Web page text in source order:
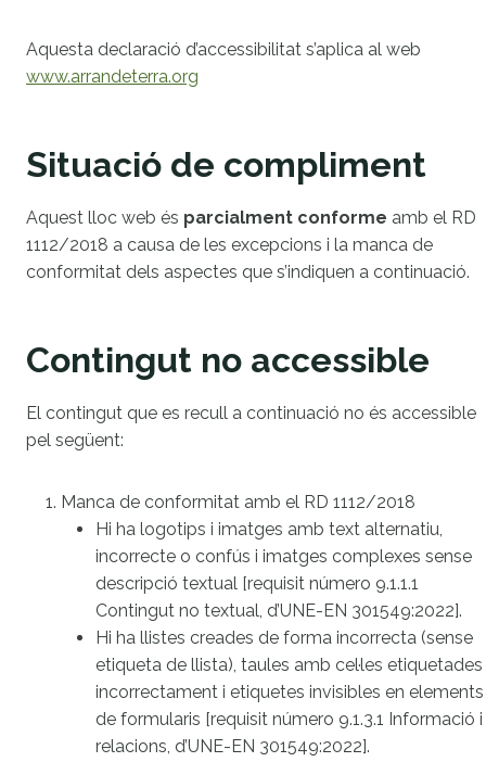
Aquesta declaració d’accessibilitat s’aplica al web
www.arrandeterra.org
Situació de compliment
Aquest lloc web és parcialment conforme amb el RD
1112/2018 a causa de les excepcions i la manca de
conformitat dels aspectes que s’indiquen a continuació.
Contingut no accessible
El contingut que es recull a continuació no és accessible
pel següent:
Manca de conformitat amb el RD 1112/2018
Hi ha logotips i imatges amb text alternatiu,
incorrecte o confús i imatges complexes sense
descripció textual [requisit número 9.1.1.1
Contingut no textual, d’UNE-EN 301549:2022].
Hi ha llistes creades de forma incorrecta (sense
etiqueta de llista), taules amb cel·les etiquetades
incorrectament i etiquetes invisibles en elements
de formularis [requisit número 9.1.3.1 Informació i
relacions, d’UNE-EN 301549:2022].